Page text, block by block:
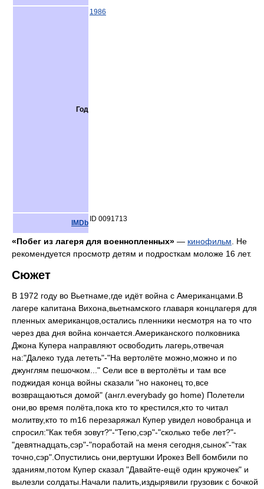
Год
1986
IMDb ID 0091713
«Побег из лагеря для военнопленных» — кинофильм . Не
рекомендуется просмотр детям и подросткам моложе 16 лет.
Сюжет
В 1972 году во Вьетнаме,где идёт война с Американцами.В
лагере капитана Вихона,вьетнамского главаря концлагеря для
пленных американцов,остались пленники несмотря на то что
через два дня война кончается.Американского полковника
Джона Купера направляют освободить лагерь,отвечая
на:"Далеко туда лететь"-"На вертолёте можно,можно и по
джунглям пешочком..." Сели все в вертолёты и там все
поджидая конца войны сказали "но наконец то,все
возвращаються домой" (англ.everybady go home) Полетели
они,во время полёта,пока кто то крестился,кто то читал
молитву,кто то m16 перезаряжал Купер увидел новобранца и
спросил:"Как тебя зовут?"-"Тегю,сэр"-"сколько тебе лет?"-
"девятнадцать,сэр"-"поработай на меня сегодня,сынок"-"так
точно,сэр".Опустились они,вертушки Ирокез Bell бомбили по
зданиям,потом Купер сказал "Давайте-ещё один кружочек" и
вылезли солдаты.Начали палить,издырявили грузовик с бочкой